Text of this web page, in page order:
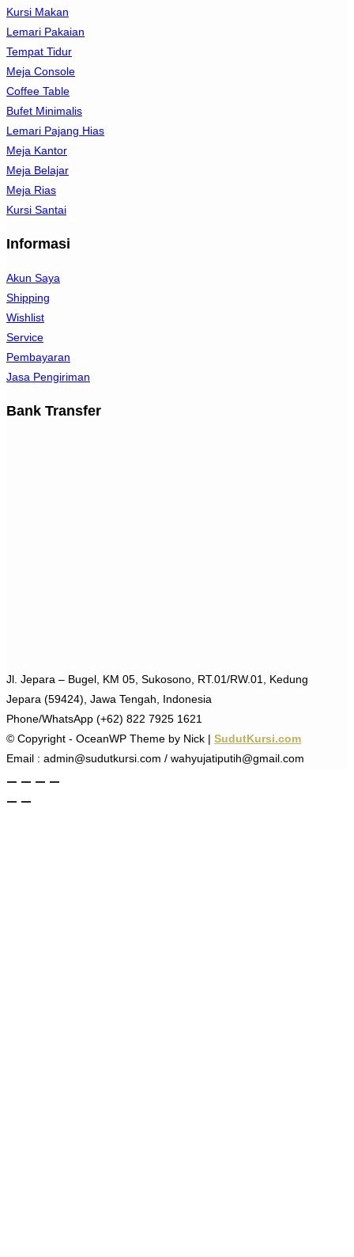
Kursi Makan
Lemari Pakaian
Tempat Tidur
Meja Console
Coffee Table
Bufet Minimalis
Lemari Pajang Hias
Meja Kantor
Meja Belajar
Meja Rias
Kursi Santai
Informasi
Akun Saya
Shipping
Wishlist
Service
Pembayaran
Jasa Pengiriman
Bank Transfer
Jl. Jepara – Bugel, KM 05, Sukosono, RT.01/RW.01, Kedung
Jepara (59424), Jawa Tengah, Indonesia
Phone/WhatsApp (+62) 822 7925 1621
© Copyright - OceanWP Theme by Nick | SudutKursi.com
Email : admin@sudutkursi.com / wahyujatiputih@gmail.com